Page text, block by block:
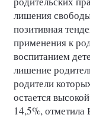
лишения
позитивная
применения к
воспитанием
лишение
родители
остается
14,5%, отметила